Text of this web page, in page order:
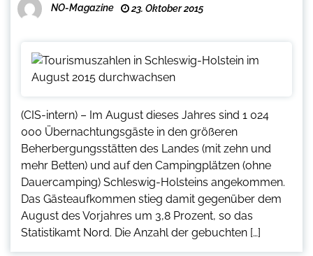
NO-Magazine 23. Oktober 2015
(CIS-intern) – Im August dieses Jahres sind 1 024
000 Übernachtungsgäste in den größeren
Beherbergungsstätten des Landes (mit zehn und
mehr Betten) und auf den Campingplätzen (ohne
Dauercamping) Schleswig-Holsteins angekommen.
Das Gästeaufkommen stieg damit gegenüber dem
August des Vorjahres um 3,8 Prozent, so das
Statistikamt Nord. Die Anzahl der gebuchten […]